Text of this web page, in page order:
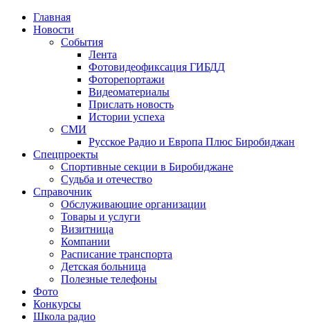
Главная
Новости
События
Лента
Фотовидеофиксация ГИБДД
Фоторепортажи
Видеоматериалы
Прислать новость
Истории успеха
СМИ
Русское Радио и Европа Плюс Биробиджан
Спецпроекты
Спортивные секции в Биробиджане
Судьба и отечество
Справочник
Обслуживающие организации
Товары и услуги
Визитница
Компании
Расписание транспорта
Детская больница
Полезные телефоны
Фото
Конкурсы
Школа радио